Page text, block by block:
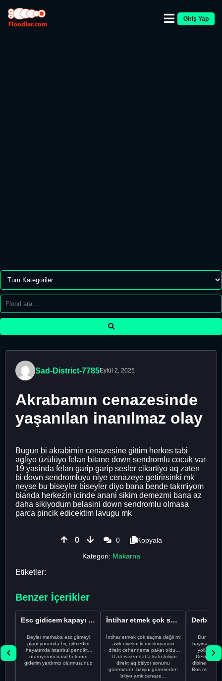
Giriş Yap
Sad-District-7785Eylül 2, 2025
Akrabamın cenazesinde
yaşanılan inanılmaz olay
Bugun bi akrabimin cenazesine gittim herkes tabi
agliyo üzülüyo felan bitane down sendromlu cocuk var
19 yasinda felan garip garip sesler cikartiyo aq zaten
bi down sendromluyu niye cenazeye getirirsinki mk
neyse bu biseyler biseyler diyo bana bende takmiyom
bianda herkezin icinde anani sikim demezmi bana az
daha sikiyodum belasini down sendromlu olmasa
parca pincik edicektim lavugu mk
0 0
Kopyala
Kategori: Makarna
Etiketler:
Benzer İçerikler
Esc gidicem kapayı koydum
Beyler merhaba esc gitmeyi
planlıyorumda hiç gitmedim
hayatımda istanbul pendikte
oturuyorum nasıl bulurum
giderim yardımcı olurmusunuz
İntihar etmek çok saçma değil mi
İntihar etmek çok saçma değil mi
awk diyelim ki muslumansin
direkt cehenneme paket oldun
:D ateistsen daha kötü bitiyor
direkt aq bitiyor sonunu
göremeden bitişini göremeden
bitiyo amk cenaze...
Dur
hayirsever
yolla
Devrim abi
dibine
Bos